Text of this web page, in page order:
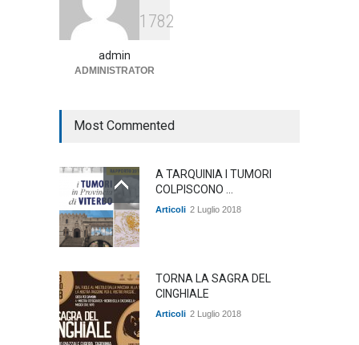
arrivano i pagamenti PAC, la
1782
admin
ADMINISTRATOR
Most Commented
A TARQUINIA I TUMORI
COLPISCONO ...
Articoli 2 Luglio 2018
TORNA LA SAGRA DEL
CINGHIALE
Articoli 2 Luglio 2018